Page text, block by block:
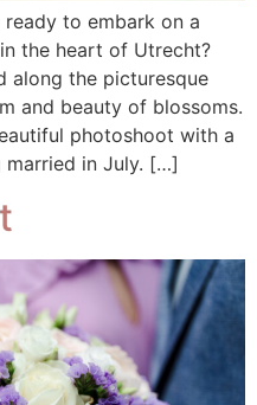
to embark on a
the heart of Utrecht?
along the picturesque
and beauty of blossoms.
photoshoot with a
married in July. […]